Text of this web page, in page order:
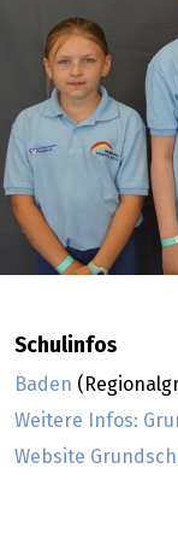
Schulinfos
Baden
Weitere Infos:
Website